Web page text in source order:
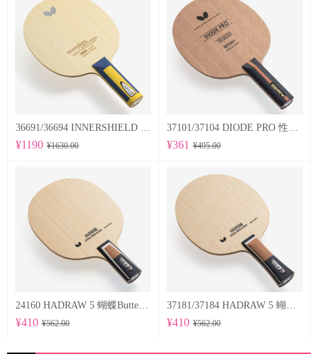
¥1190 ¥1630.00 ¥361 ¥495.00
24160 HADRAW 5 蝴蝶Butterfly 专业底板
¥410 ¥562.00 ¥410 ¥562.00